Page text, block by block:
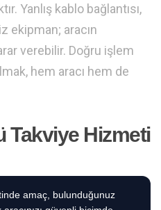
Yanlış kablo bağlantısı,
ekipman; aracın
verebilir. Doğru işlem
hem aracı hem de
Takviye Hizmeti
amaç, bulunduğunuz